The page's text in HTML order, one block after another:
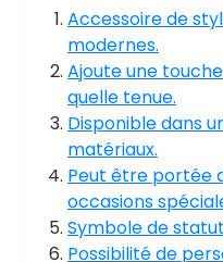
Accessoire de
modernes.
Ajoute une
quelle tenue.
Disponible dans
matériaux.
Peut être portée
occasions
Symbole de
Possibilité de